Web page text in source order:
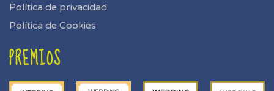
Política de privacidad
Política de Cookies
PREMIOS